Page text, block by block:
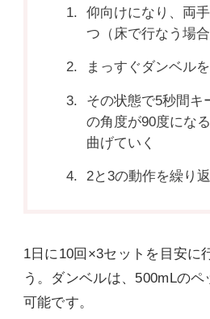
仰向けになり、両
つ（床で行なう場
まっすぐダンベル
その状態で5秒間キ
の角度が90度にな
曲げていく
2と3の動作を繰り
1日に10回×3セットを目安に
う。ダンベルは、500mLの
可能です。